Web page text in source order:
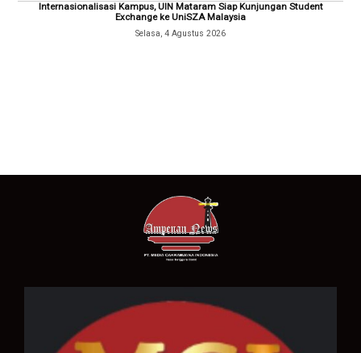
Internasionalisasi Kampus, UIN Mataram Siap Kunjungan Student
Exchange ke UniSZA Malaysia
Selasa, 4 Agustus 2026